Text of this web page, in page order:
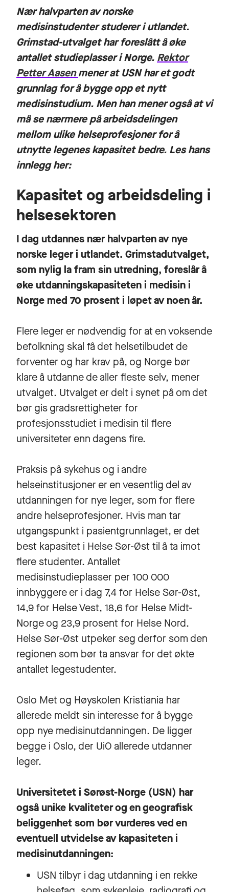
Nær halvparten av norske
medisinstudenter studerer i utlandet.
Grimstad-utvalget har foreslått å øke
antallet studieplasser i Norge. Rektor
Petter Aasenmener at USN har et godt
grunnlag for å bygge opp et nytt
medisinstudium. Men han mener også at vi
må se nærmere på arbeidsdelingen
mellom ulike helseprofesjoner for å
utnytte legenes kapasitet bedre. Les hans
innlegg her:
Kapasitet og arbeidsdeling i
helsesektoren
I dag utdannes nær halvparten av nye
norske leger i utlandet. Grimstadutvalget,
som nylig la fram sin utredning, foreslår å
øke utdanningskapasiteten i medisin i
Norge med 70 prosent i løpet av noen år.
Flere leger er nødvendig for at en voksende
befolkning skal få det helsetilbudet de
forventer og har krav på, og Norge bør
klare å utdanne de aller fleste selv, mener
utvalget. Utvalget er delt i synet på om det
bør gis gradsrettigheter for
profesjonsstudiet i medisin til flere
universiteter enn dagens fire.
Praksis på sykehus og i andre
helseinstitusjoner er en vesentlig del av
utdanningen for nye leger, som for flere
andre helseprofesjoner. Hvis man tar
utgangspunkt i pasientgrunnlaget, er det
best kapasitet i Helse Sør-Øst til å ta imot
flere studenter. Antallet
medisinstudieplasser per 100 000
innbyggere er i dag 7,4 for Helse Sør-Øst,
14,9 for Helse Vest, 18,6 for Helse Midt-
Norge og 23,9 prosent for Helse Nord.
Helse Sør-Øst utpeker seg derfor som den
regionen som bør ta ansvar for det økte
antallet legestudenter.
Oslo Met og Høyskolen Kristiania har
allerede meldt sin interesse for å bygge
opp nye medisinutdanningen. De ligger
begge i Oslo, der UiO allerede utdanner
leger.
Universitetet i Sørøst-Norge (USN) har
også unike kvaliteter og en geografisk
beliggenhet som bør vurderes ved en
eventuell utvidelse av kapasiteten i
medisinutdanningen:
USN tilbyr i dag utdanning i en rekke